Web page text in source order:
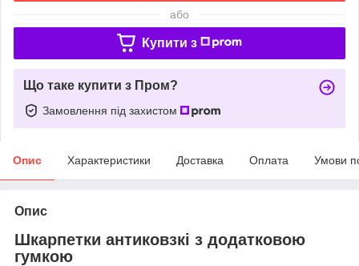
або
Купити з
Що таке купити з Пром?
Замовлення під захистом
Опис Характеристики Доставка Оплата Умови
Опис
Шкарпетки антиковзкі з додатковою
гумкою